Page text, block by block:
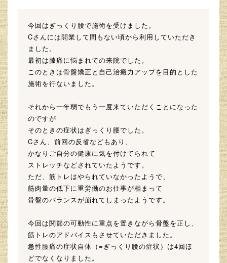
今回はぎっくり腰で施術を受けました。
Cさんには開業して間もない頃から利用していただき
ました。
最初は膝痛に悩まれての来院でした。
このときは骨盤矯正と自己治癒力アップを目的とした
施術を行ないました。
それから一年弱でもう一度来ていただくことになった
のですが
そのときの症状はぎっくり腰でした。
Cさん、前回の反省などもあり、
かなりご自分の健康に気を付けてられて
ストレッチなどされていたようです。
ただ、筋トレはやられていなかったようで、
筋肉量の低下に重労働のお仕事が相まって
骨盤のバランスが崩れてしまったようです。
今回は関節の可動性に重点を置きながら骨盤を正し、
筋トレのアドバイスもさせていただきました。
急性腰痛の症状自体（=ぎっくり腰の症状）は4回ほ
どでなくなりました。